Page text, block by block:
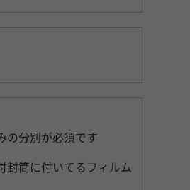
の分別が必須です
封筒に付いてるフィルム